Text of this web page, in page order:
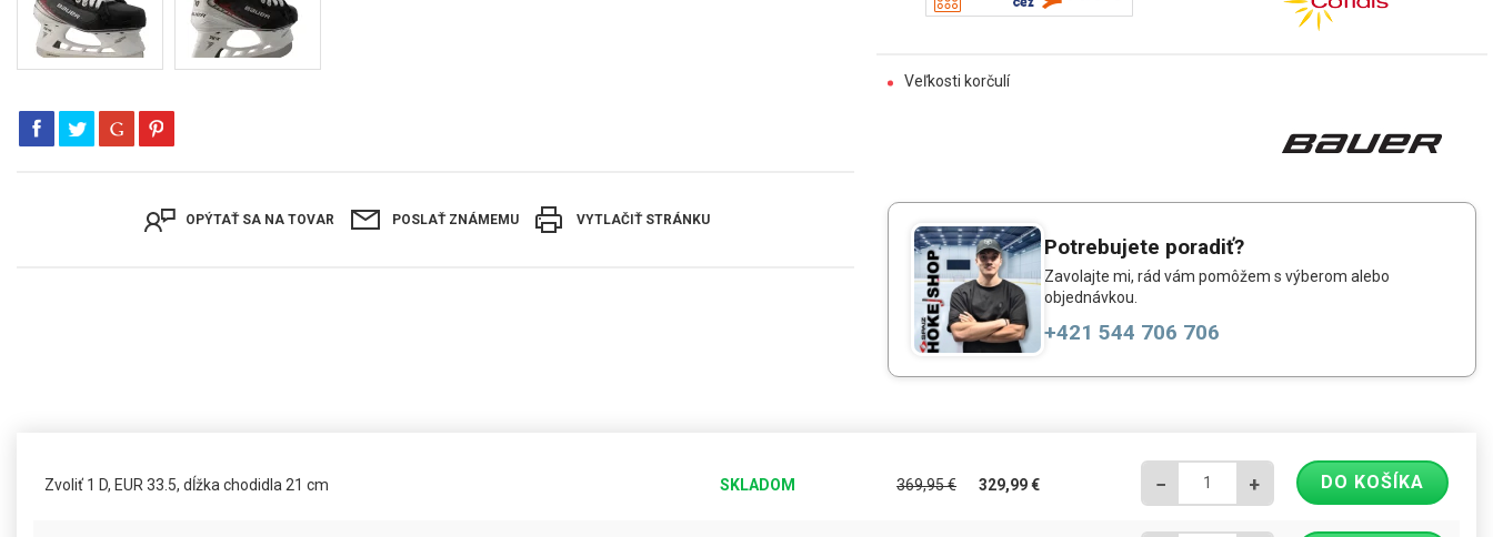
OPÝTAŤ SA NA TOVAR POSLAŤ ZNÁMEMU VYTLAČIŤ STRÁNKU
Veľkosti korčulí
Potrebujete poradiť?
Zavolajte mi, rád vám pomôžem s výberom alebo
objednávkou.
+421 544 706 706
Zvoliť 1 D, EUR 33.5, dĺžka chodidla 21 cm SKLADOM 369,95€ 329,99€ − + DO KOŠÍKA